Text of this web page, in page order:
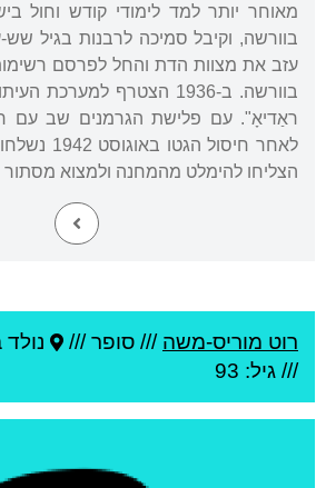
מאוחר יותר למד לימודי קודש וחול
בוורשה, וקיבל סמיכה לרבנות בגיל
עזב את מצוות הדת והחל לפרסם
בוורשה. ב-1936 הצטרף למערכת
ראַדיאָ". עם פלישת הגרמנים שב עם
לאחר חיסול
הצליחו להימלט מהמחנה ולמצוא מסתור
רוט מוריס-משה /// סופר /// נולד
/// גיל: 93